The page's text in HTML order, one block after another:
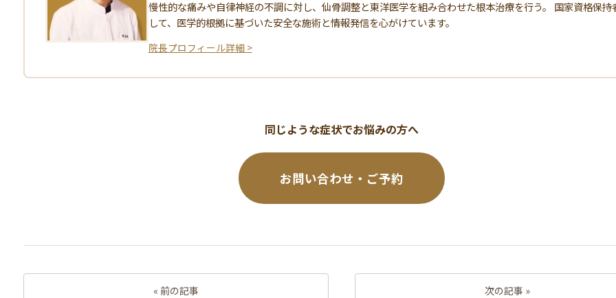
慢性的な痛みや自律神経の不調に対し、仙骨調整と東洋医学を組み合わせた根本治療を行う。 国家資格保持
して、医学的根拠に基づいた安全な施術と情報発信を心がけています。
院長プロフィール詳細 >
同じような症状でお悩みの方へ
お問い合わせ・ご予約
« 前の記事 次の記事 »